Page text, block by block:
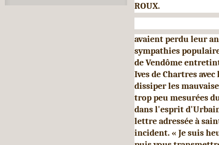
ROUX.
avaient perdu leur
sympathies
de Vendôme
Ives de Chartres
dissiper les
trop peu mesurées
dans l'esprit
lettre adressée à
incident. « Je suis